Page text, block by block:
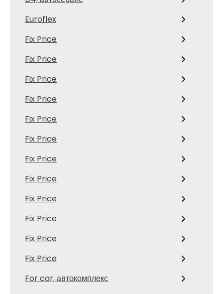
Euroflex
Fix Price
Fix Price
Fix Price
Fix Price
Fix Price
Fix Price
Fix Price
Fix Price
Fix Price
Fix Price
Fix Price
Fix Price
For car, автокомплекс